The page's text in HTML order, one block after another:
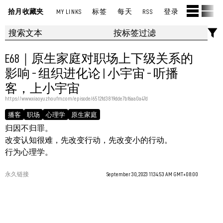
拾月收藏夹 MY LINKS 标签 每天 RSS 登录
E68｜原生家庭对职场上下级关系的
影响 - 组织进化论 | 小宇宙 - 听播
客，上小宇宙
https://www.xiaoyuzhoufm.com/episode/6512fd3819dde7bf6aa0a47d
播客 职场 心理学 原生家庭
归因不归罪。
改变认知很难，先改变行动，先改变小的行动。
行为心理学。
永久链接 September 30, 2023 11:34:53 AM GMT+08:00